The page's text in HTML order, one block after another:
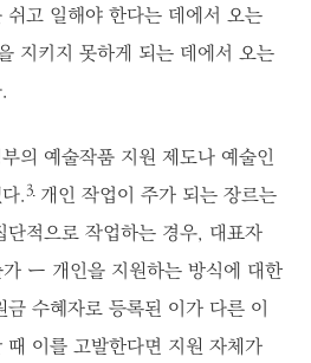
고 일해야 한다는 데에서 오는
지키지 못하게 되는 데에서 오는
의 예술작품 지원 제도나 예술인
.3개인 작업이 주가 되는 장르는
적으로 작업하는 경우, 대표자
ー 개인을 지원하는 방식에 대한
수혜자로 등록된 이가 다른 이
이를 고발한다면 지원 자체가